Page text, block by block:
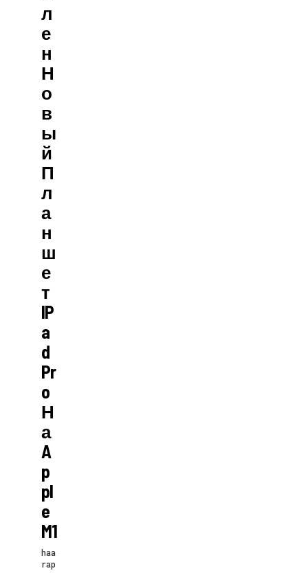
Л
Е
Н
Н
О
В
Ы
Й
П
Л
А
Н
Ш
Е
Т
IP
A
D
Pr
O
Н
А
A
P
Pl
E
M1
haa
rap